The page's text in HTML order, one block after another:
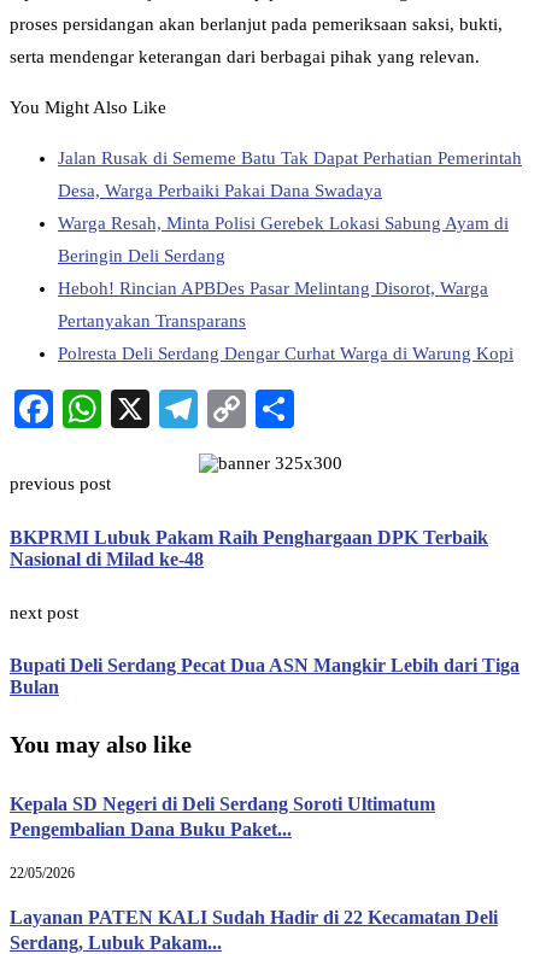
proses persidangan akan berlanjut pada pemeriksaan saksi, bukti,
serta mendengar keterangan dari berbagai pihak yang relevan.
You Might Also Like
Jalan Rusak di Sememe Batu Tak Dapat Perhatian Pemerintah
Desa, Warga Perbaiki Pakai Dana Swadaya
Warga Resah, Minta Polisi Gerebek Lokasi Sabung Ayam di
Beringin Deli Serdang
Heboh! Rincian APBDes Pasar Melintang Disorot, Warga
Pertanyakan Transparans
Polresta Deli Serdang Dengar Curhat Warga di Warung Kopi
Facebook
WhatsApp
X Telegram
Copy
Link
previous post
BKPRMI Lubuk Pakam Raih Penghargaan DPK Terbaik
Nasional di Milad ke-48
next post
Bupati Deli Serdang Pecat Dua ASN Mangkir Lebih dari Tiga
Bulan
You may also like
Kepala SD Negeri di Deli Serdang Soroti Ultimatum
Pengembalian Dana Buku Paket...
22/05/2026
Layanan PATEN KALI Sudah Hadir di 22 Kecamatan Deli
Serdang, Lubuk Pakam...